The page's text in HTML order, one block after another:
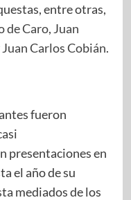
entre otras,
de Caro, Juan
Juan Carlos Cobián.
fueron
presentaciones en
el año de su
mediados de los